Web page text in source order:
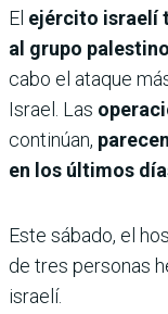
El ejército israelí
al grupo palestino
cabo el ataque
Israel. Las
continúan,
en los últimos
Este sábado, el
de tres personas
israelí.